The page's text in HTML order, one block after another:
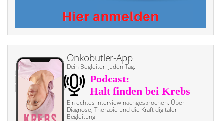
Onkobutler-App
Dein Begleiter. Jeden Tag.
Ein echtes Interview nach­gesprochen. Über
Diagnose, Therapie und die Kraft digitaler
Begleitung